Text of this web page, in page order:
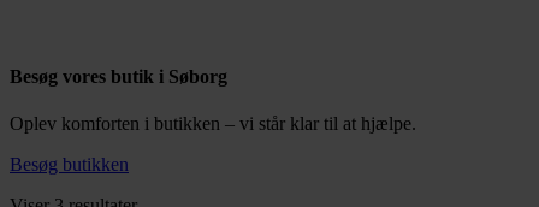
Besøg vores butik i Søborg
Oplev komforten i butikken – vi står klar til at hjælpe.
Besøg butikken